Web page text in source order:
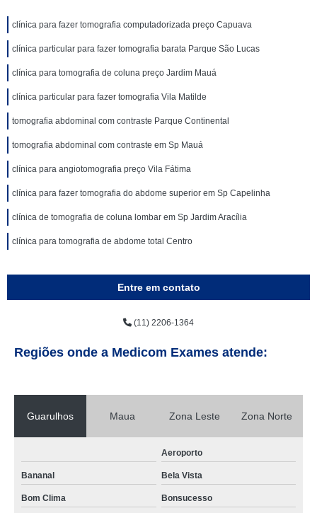
clínica para fazer tomografia computadorizada preço Capuava
clínica particular para fazer tomografia barata Parque São Lucas
clínica para tomografia de coluna preço Jardim Mauá
clínica particular para fazer tomografia Vila Matilde
tomografia abdominal com contraste Parque Continental
tomografia abdominal com contraste em Sp Mauá
clínica para angiotomografia preço Vila Fátima
clínica para fazer tomografia do abdome superior em Sp Capelinha
clínica de tomografia de coluna lombar em Sp Jardim Aracília
clínica para tomografia de abdome total Centro
Entre em contato
(11) 2206-1364
Regiões onde a Medicom Exames atende:
Guarulhos Maua Zona Leste Zona Norte
Aeroporto
Bananal Bela Vista
Bom Clima Bonsucesso